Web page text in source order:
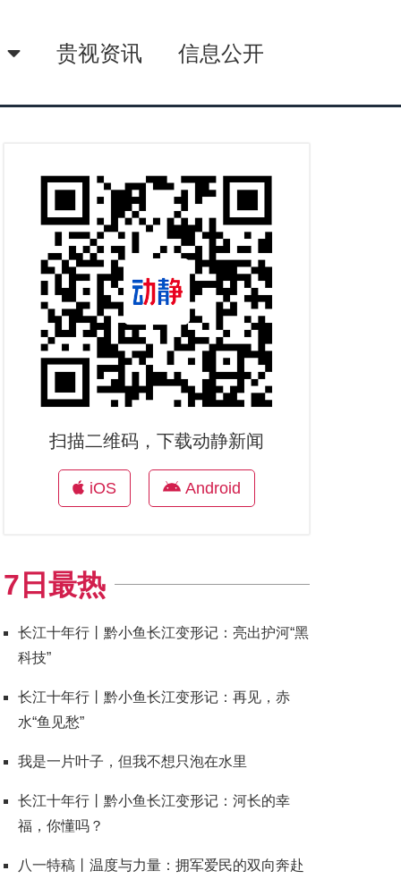
贵视资讯 信息公开
扫描二维码，下载动静新闻
iOS Android
7日最热
长江十年行丨黔小鱼长江变形记：亮出护河“黑
科技”
长江十年行丨黔小鱼长江变形记：再见，赤
水“鱼见愁”
我是一片叶子，但我不想只泡在水里
长江十年行丨黔小鱼长江变形记：河长的幸
福，你懂吗？
八一特稿丨温度与力量：拥军爱民的双向奔赴